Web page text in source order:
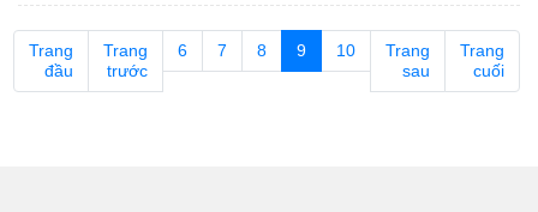
Trang
đầu
Trang
trước
6 7 8 9 10
Trang
sau
Trang
cuối